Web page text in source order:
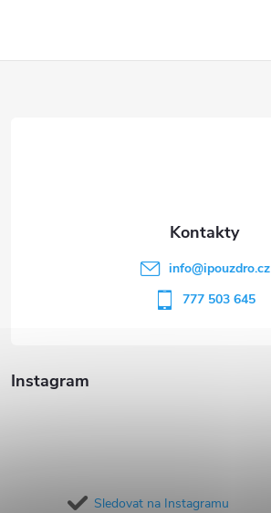
Instagram
Sledovat na Instagramu
info@ipouzdro.cz
777 503 645